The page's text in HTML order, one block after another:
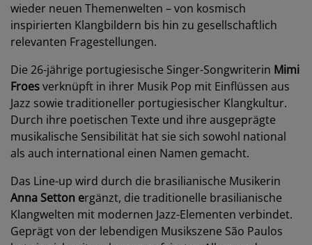
wieder neuen Themenwelten – von kosmisch
inspirierten Klangbildern bis hin zu gesellschaftlich
relevanten Fragestellungen.
Die 26-jährige portugiesische Singer-Songwriterin Mimi
Froesverknüpft in ihrer Musik Pop mit Einflüssen aus
Jazz sowie traditioneller portugiesischer Klangkultur.
Durch ihre poetischen Texte und ihre ausgeprägte
musikalische Sensibilität hat sie sich sowohl national
als auch international einen Namen gemacht.
Das Line-up wird durch die brasilianische Musikerin
Anna Setton ergänzt, die traditionelle brasilianische
Klangwelten mit modernen Jazz-Elementen verbindet.
Geprägt von der lebendigen Musikszene São Paulos